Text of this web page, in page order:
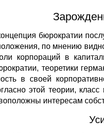
бюрократии
по мнению
корпо­раций в
теоретики
в своей
этой теории,
интересам